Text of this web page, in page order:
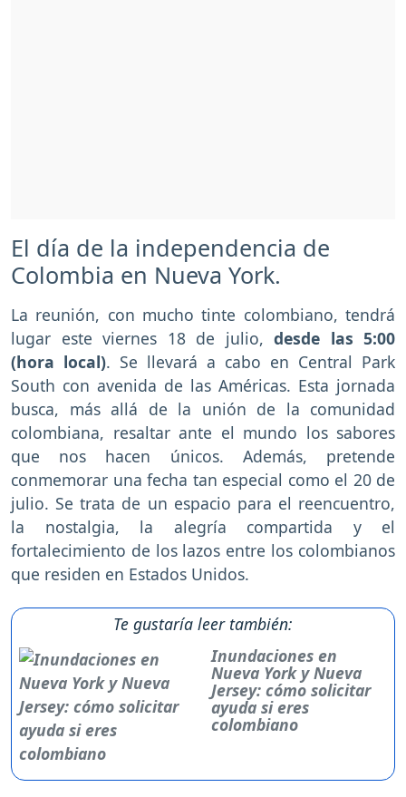
El día de la independencia de
Colombia en Nueva York.
La reunión, con mucho tinte colombiano, tendrá
lugar este viernes 18 de julio, desde las 5:00
(hora local). Se llevará a cabo en Central Park
South con avenida de las Américas. Esta jornada
busca, más allá de la unión de la comunidad
colombiana, resaltar ante el mundo los sabores
que nos hacen únicos. Además, pretende
conmemorar una fecha tan especial como el 20 de
julio. Se trata de un espacio para el reencuentro,
la nostalgia, la alegría compartida y el
fortalecimiento de los lazos entre los colombianos
que residen en Estados Unidos.
Te gustaría leer también:
Inundaciones en
Nueva York y Nueva
Jersey: cómo solicitar
ayuda si eres
colombiano